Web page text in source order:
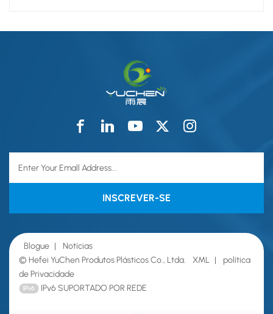
Certifique-se de que não restem resíduo...
Blogue |
Notícias
© Hefei YuChen Produtos Plásticos Co., Ltda.
XML |
política
de Privacidade
IPv6 SUPORTADO POR REDE